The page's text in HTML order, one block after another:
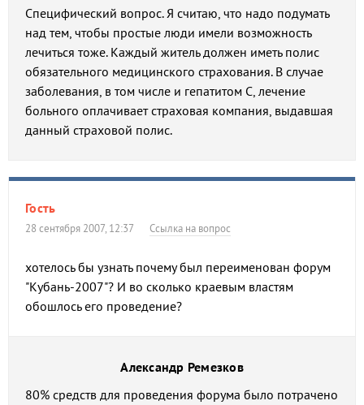
Специфический вопрос. Я считаю, что надо подумать
над тем, чтобы простые люди имели возможность
лечиться тоже. Каждый житель должен иметь полис
обязательного медицинского страхования. В случае
заболевания, в том числе и гепатитом С, лечение
больного оплачивает страховая компания, выдавшая
данный страховой полис.
Гость
28 сентября 2007, 12:37 Ссылка на вопрос
хотелось бы узнать почему был переименован форум
"Кубань-2007"? И во сколько краевым властям
обошлось его проведение?
Александр Ремезков
80% средств для проведения форума было потрачено